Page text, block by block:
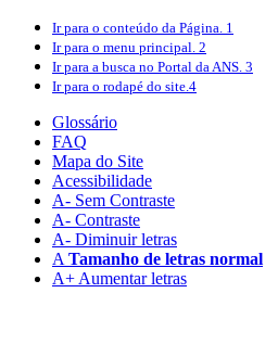
Ir para o conteúdo da Página. 1
Ir para o menu principal. 2
Ir para a busca no Portal da ANS. 3
Ir para o rodapé do site.4
Glossário
FAQ
Mapa do Site
Acessibilidade
A- Sem Contraste
A- Contraste
A- Diminuir letras
A Tamanho de letras normal
A+ Aumentar letras